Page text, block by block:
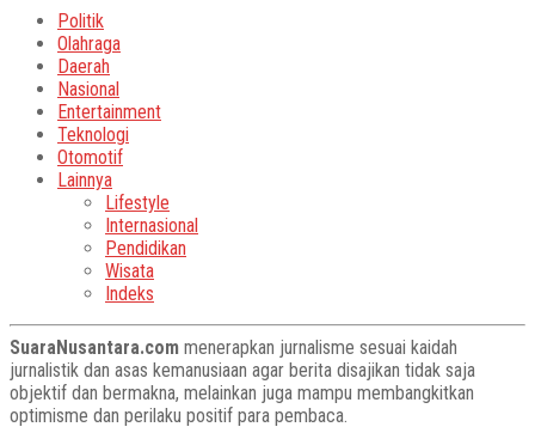
Politik
Olahraga
Daerah
Nasional
Entertainment
Teknologi
Otomotif
Lainnya
Lifestyle
Internasional
Pendidikan
Wisata
Indeks
SuaraNusantara.com menerapkan jurnalisme sesuai kaidah
jurnalistik dan asas kemanusiaan agar berita disajikan tidak saja
objektif dan bermakna, melainkan juga mampu membangkitkan
optimisme dan perilaku positif para pembaca.